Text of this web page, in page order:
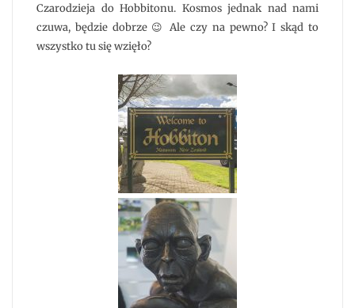
Czarodzieja do Hobbitonu. Kosmos jednak nad nami
czuwa, będzie dobrze 😉 Ale czy na pewno? I skąd to
wszystko tu się wzięło?